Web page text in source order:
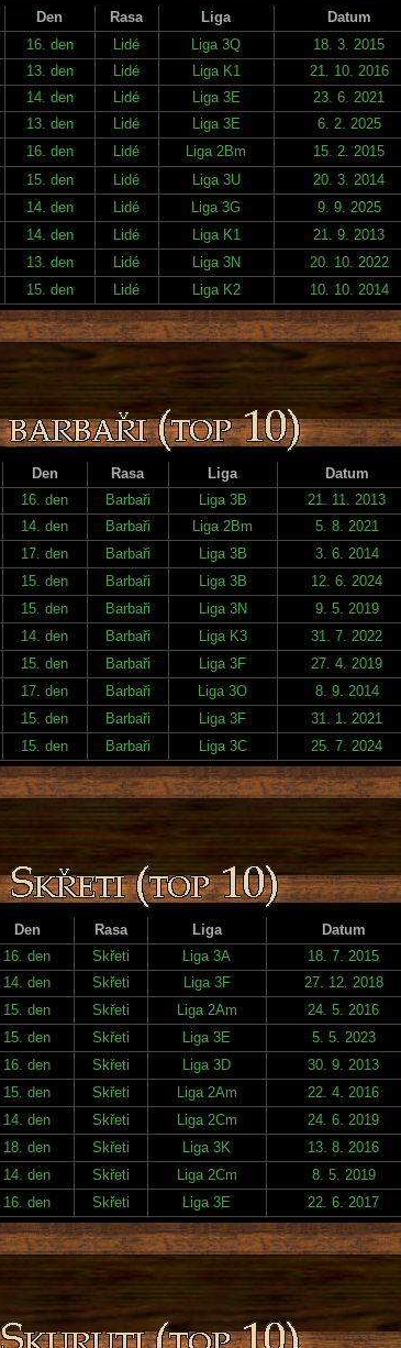
Den Rasa Liga Datum
16. den Lidé Liga 3Q 18. 3. 2015
13. den Lidé Liga K1 21. 10. 2016
14. den Lidé Liga 3E 23. 6. 2021
13. den Lidé Liga 3E 6. 2. 2025
16. den Lidé Liga 2Bm 15. 2. 2015
15. den Lidé Liga 3U 20. 3. 2014
14. den Lidé Liga 3G 9. 9. 2025
14. den Lidé Liga K1
21. 9. 2013
13. den Lidé Liga 3N 20. 10. 2022
15. den Lidé Liga K2 10. 10. 2014
Den Rasa Liga Datum
16. den Barbaři Liga 3B 21. 11. 2013
14. den Barbaři Liga 2Bm 5. 8. 2021
17. den Barbaři Liga 3B 3. 6. 2014
15. den Barbaři Liga 3B 12. 6. 2024
15. den Barbaři Liga 3N 9. 5. 2019
14. den Barbaři Liga K3 31. 7. 2022
15. den Barbaři Liga 3F 27. 4. 2019
17. den Barbaři Liga 3O 8. 9. 2014
15. den Barbaři Liga 3F 31. 1. 2021
15. den Barbaři Liga 3C 25. 7. 2024
Den Rasa Liga Datum
16. den Skřeti Liga 3A 18. 7. 2015
14. den Skřeti Liga 3F 27. 12. 2018
15. den Skřeti Liga 2Am 24. 5. 2016
15. den Skřeti Liga 3E 5. 5. 2023
16. den Skřeti Liga 3D 30. 9. 2013
15. den Skřeti Liga 2Am 22. 4. 2016
14. den Skřeti Liga 2Cm 24. 6. 2019
18. den Skřeti Liga 3K
13. 8. 2016
14. den Skřeti Liga 2Cm 8. 5. 2019
16. den Skřeti Liga 3E 22. 6. 2017